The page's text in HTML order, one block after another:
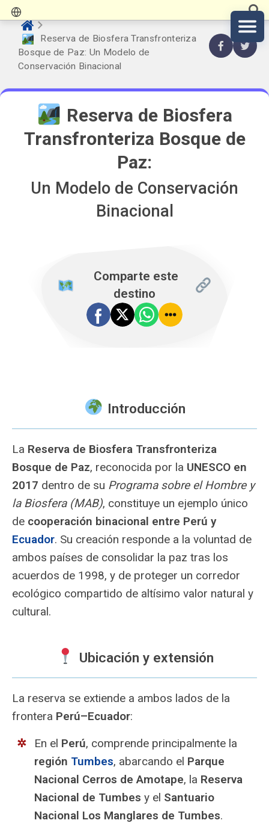
️ Reserva de Biosfera Transfronteriza
Bosque de Paz: Un Modelo de
Conservación Binacional
️ Reserva de Biosfera
Transfronteriza Bosque de
Paz:
Un Modelo de Conservación
Binacional
️ Comparte este
destino
Introducción
La Reserva de Biosfera Transfronteriza
Bosque de Paz, reconocida por la UNESCO en
2017 dentro de su Programa sobre el Hombre y
la Biosfera (MAB), constituye un ejemplo único
de cooperación binacional entre Perú y
Ecuador. Su creación responde a la voluntad de
ambos países de consolidar la paz tras los
acuerdos de 1998, y de proteger un corredor
ecológico compartido de altísimo valor natural y
cultural.
Ubicación y extensión
La reserva se extiende a ambos lados de la
frontera Perú–Ecuador:
En el Perú, comprende principalmente la
región Tumbes, abarcando el Parque
Nacional Cerros de Amotape, la Reserva
Nacional de Tumbes y el Santuario
Nacional Los Manglares de Tumbes.